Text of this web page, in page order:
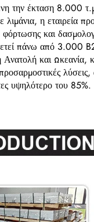
την έκταση 8.000
λιμάνια, η εταιρεία
και
πάνω από 3.000
και Ωκεανία,
υψηλότερο του 85%.